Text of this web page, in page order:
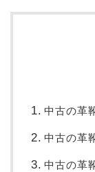
中古の革
中古の革
中古の革